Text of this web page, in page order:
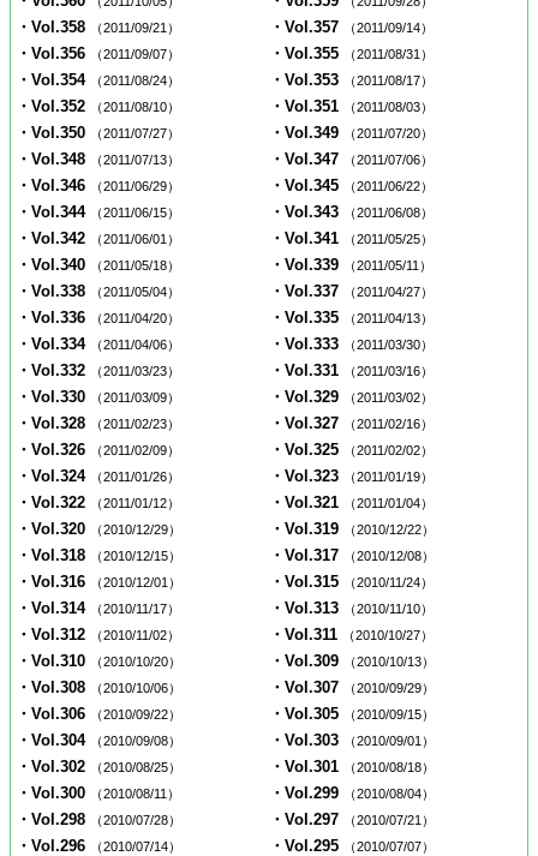
・Vol.358 （2011/09/21） ・Vol.357 （2011/09/14）
・Vol.356 （2011/09/07） ・Vol.355 （2011/08/31）
・Vol.354 （2011/08/24） ・Vol.353 （2011/08/17）
・Vol.352 （2011/08/10） ・Vol.351 （2011/08/03）
・Vol.350 （2011/07/27） ・Vol.349 （2011/07/20）
・Vol.348 （2011/07/13） ・Vol.347 （2011/07/06）
・Vol.346 （2011/06/29） ・Vol.345 （2011/06/22）
・Vol.344 （2011/06/15） ・Vol.343 （2011/06/08）
・Vol.342 （2011/06/01） ・Vol.341 （2011/05/25）
・Vol.340 （2011/05/18） ・Vol.339 （2011/05/11）
・Vol.338 （2011/05/04） ・Vol.337 （2011/04/27）
・Vol.336 （2011/04/20） ・Vol.335 （2011/04/13）
・Vol.334 （2011/04/06） ・Vol.333 （2011/03/30）
・Vol.332 （2011/03/23） ・Vol.331 （2011/03/16）
・Vol.330 （2011/03/09） ・Vol.329 （2011/03/02）
・Vol.328 （2011/02/23） ・Vol.327 （2011/02/16）
・Vol.326 （2011/02/09） ・Vol.325 （2011/02/02）
・Vol.324 （2011/01/26） ・Vol.323 （2011/01/19）
・Vol.322 （2011/01/12） ・Vol.321 （2011/01/04）
・Vol.320 （2010/12/29） ・Vol.319 （2010/12/22）
・Vol.318 （2010/12/15） ・Vol.317 （2010/12/08）
・Vol.316 （2010/12/01） ・Vol.315 （2010/11/24）
・Vol.314 （2010/11/17） ・Vol.313 （2010/11/10）
・Vol.312 （2010/11/02） ・Vol.311 （2010/10/27）
・Vol.310 （2010/10/20） ・Vol.309 （2010/10/13）
・Vol.308 （2010/10/06） ・Vol.307 （2010/09/29）
・Vol.306 （2010/09/22） ・Vol.305 （2010/09/15）
・Vol.304 （2010/09/08） ・Vol.303 （2010/09/01）
・Vol.302 （2010/08/25） ・Vol.301 （2010/08/18）
・Vol.300 （2010/08/11） ・Vol.299 （2010/08/04）
・Vol.298 （2010/07/28） ・Vol.297 （2010/07/21）
・Vol.296 （2010/07/14） ・Vol.295 （2010/07/07）